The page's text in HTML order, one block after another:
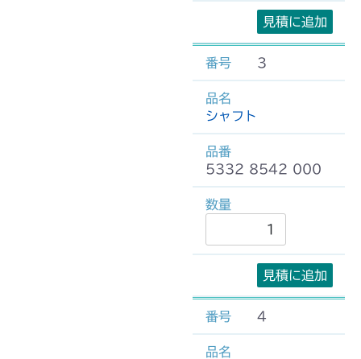
見積に追加
3
シャフト
5332 8542 000
見積に追加
4